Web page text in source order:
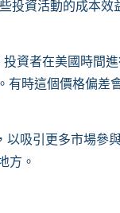
投資活動的成本效
投資者在美國時間
時這個價格偏差
以吸引更多市場參
方。